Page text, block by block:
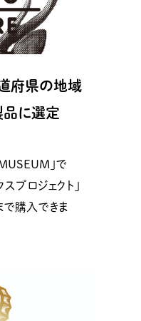
府県の地域
品に選定
」で
スプロジェクト」
で購入できま